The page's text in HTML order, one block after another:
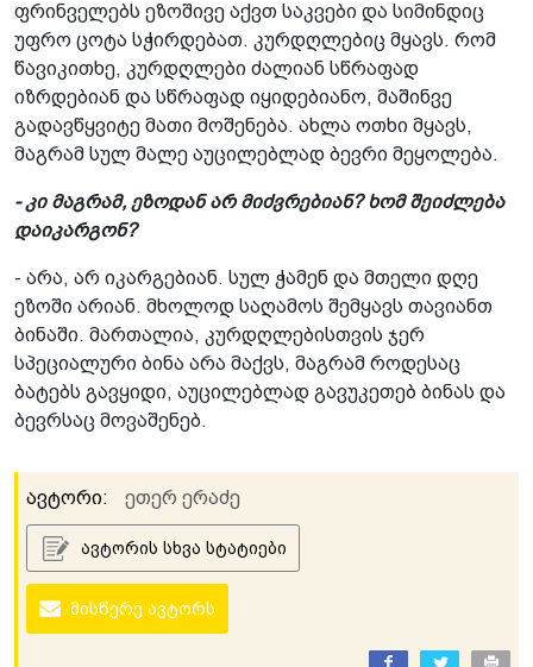
ფრინველებს ეზოშივე აქვთ საკვები და სიმინდიც
უფრო ცოტა სჭირდებათ. კურდღლებიც მყავს. რომ
წავიკითხე, კურდღლები ძალიან სწრაფად
იზრდებიან და სწრაფად იყიდებიანო, მაშინვე
გადავწყვიტე მათი მოშენება. ახლა ოთხი მყავს,
მაგრამ სულ მალე აუცილებლად ბევრი მეყოლება.
- კი მაგრამ, ეზოდან არ მიძვრებიან? ხომ შეიძლება
დაიკარგონ?
- არა, არ იკარგებიან. სულ ჭამენ და მთელი დღე
ეზოში არიან. მხოლოდ საღამოს შემყავს თავიანთ
ბინაში. მართალია, კურდღლებისთვის ჯერ
სპეციალური ბინა არა მაქვს, მაგრამ როდესაც
ბატებს გავყიდი, აუცილებლად გავუკეთებ ბინას და
ბევრსაც მოვაშენებ.
ავტორი: ეთერ ერაძე
ავტორის სხვა სტატიები
მისწერე ავტორს